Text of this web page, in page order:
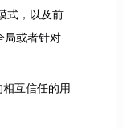
式，以及前
局或者针对
互信任的用